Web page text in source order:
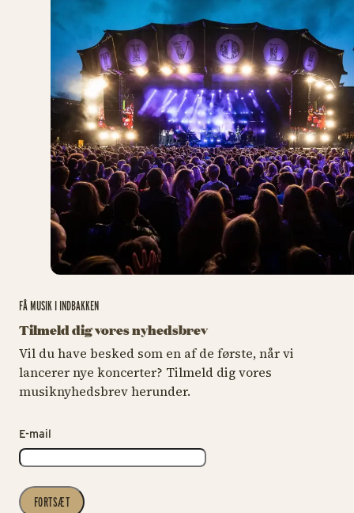
FÅ MUSIK I INDBAKKEN
Tilmeld dig vores nyhedsbrev
Vil du have besked som en af de første, når vi
lancerer nye koncerter? Tilmeld dig vores
musiknyhedsbrev herunder.
E-mail
FORTSÆT